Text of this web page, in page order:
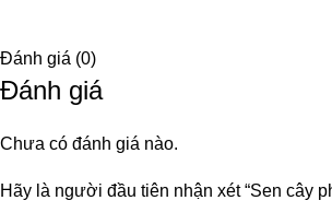
Đánh giá (0)
Đánh giá
Chưa có đánh giá nào.
Hãy là người đầu tiên nhận xét “Sen cây